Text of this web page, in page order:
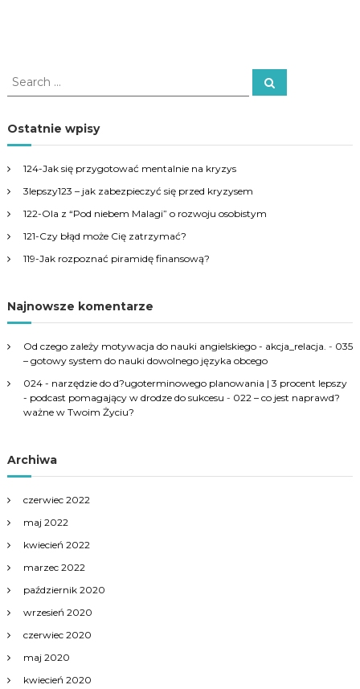
S
e
r
c
o
r
S
e
Ostatnie wpisy
124-Jak się przygotować mentalnie na kryzys
3lepszy123 – jak zabezpieczyć się przed kryzysem
122-Ola z “Pod niebem Malagi” o rozwoju osobistym
121-Czy błąd może Cię zatrzymać?
119-Jak rozpoznać piramidę finansową?
Najnowsze komentarze
Od czego zależy motywacja do nauki angielskiego - akcja_relacja. - 035
– gotowy system do nauki dowolnego języka obcego
024 - narzędzie do d?ugoterminowego planowania | 3 procent lepszy
- podcast pomagający w drodze do sukcesu - 022 – co jest naprawd?
ważne w Twoim Życiu?
Archiwa
czerwiec 2022
maj 2022
kwiecień 2022
marzec 2022
październik 2020
wrzesień 2020
czerwiec 2020
maj 2020
kwiecień 2020